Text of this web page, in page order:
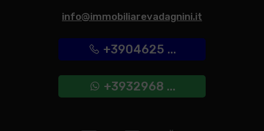
info@immobiliarevadagnini.it
+3904625 ...
+3932968 ...